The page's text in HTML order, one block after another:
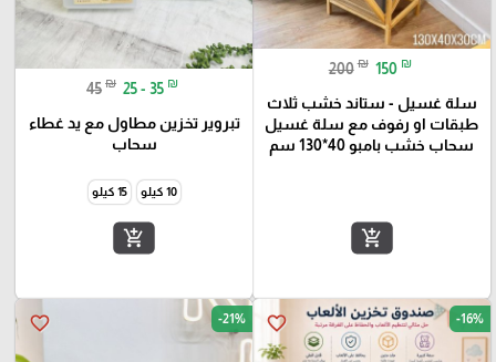
200 ₪ 150 ₪
سلة غسيل - ستاند خشب ثلاث
طبقات او رفوف مع سلة غسيل
سحاب خشب بامبو 40*130 سم
add_shopping_cart
45 ₪ 25 - 35 ₪
تبروير تخزين مطاول مع يد غطاء
سحاب
10 كيلو 15 كيلو
add_shopping_cart
favorite_border -16%
favorite_border -21%